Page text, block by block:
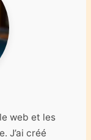
web et les
J’ai créé